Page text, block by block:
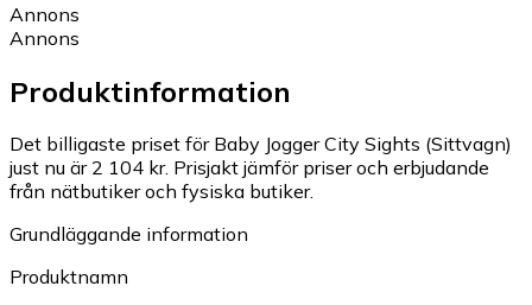
Annons
Annons
Produktinformation
Det billigaste priset för Baby Jogger City Sights (Sittvagn)
just nu är 2 104 kr. Prisjakt jämför priser och erbjudande
från nätbutiker och fysiska butiker.
Grundläggande information
Produktnamn